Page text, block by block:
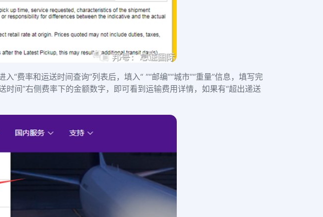
“费率和运送时间查询”列表后，填入“ ”“邮编”“城市”“重量”信息，填写完
间”右侧费率下的金额数字，即可看到运输费用详情，如果有“超出递送